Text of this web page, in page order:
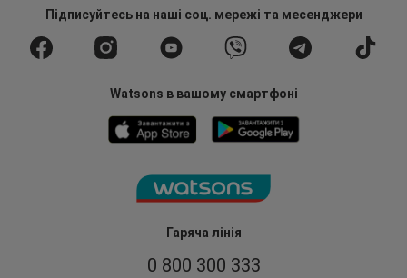
Гаряча лінія
0 800 300 333
Підписуйтесьна наші соц. мережі та месенджери
Watsons в вашому смартфоні